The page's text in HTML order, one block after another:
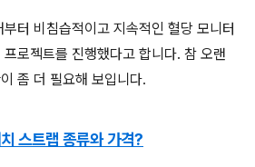
터 비침습적이고 지속적인 혈당 모니터
로젝트를 진행했다고 합니다. 참 오랜
좀 더 필요해 보입니다.
스트랩 종류와 가격?